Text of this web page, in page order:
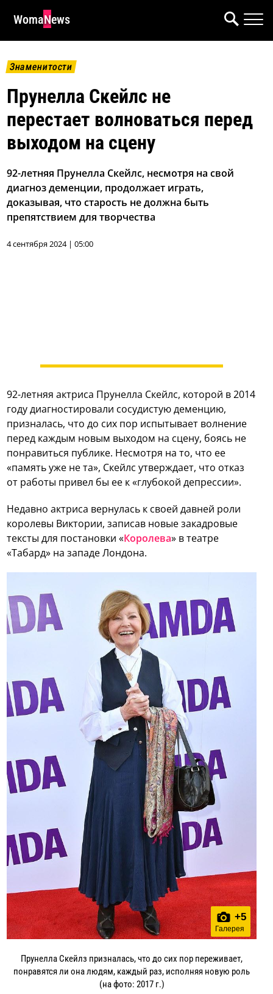
WomaNews
Знаменитости
Прунелла Скейлс не
перестает волноваться перед
выходом на сцену
92-летняя Прунелла Скейлс, несмотря на свой
диагноз деменции, продолжает играть,
доказывая, что старость не должна быть
препятствием для творчества
4 сентября 2024 | 05:00
92-летняя актриса Прунелла Скейлс, которой в 2014
году диагностировали сосудистую деменцию,
призналась, что до сих пор испытывает волнение
перед каждым новым выходом на сцену, боясь не
понравиться публике. Несмотря на то, что ее
«память уже не та», Скейлс утверждает, что отказ
от работы привел бы ее к «глубокой депрессии».
Недавно актриса вернулась к своей давней роли
королевы Виктории, записав новые закадровые
тексты для постановки «Королева» в театре
«Табард» на западе Лондона.
+5
Галерея
Прунелла Скейлз призналась, что до сих пор переживает,
понравятся ли она людям, каждый раз, исполняя новую роль
(на фото: 2017 г.)